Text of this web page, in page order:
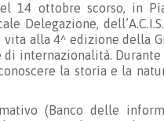
14 ottobre scorso, in
Delegazione,
vita alla 4^ edizione della
di internazionalità.
la storia e la
(Banco delle